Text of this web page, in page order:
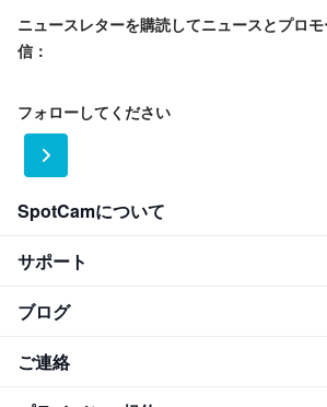
ブログ
SpotCamについて
サポート
ご連絡
ニュースレターを購読してニュースとプロ
信：
フォローしてください